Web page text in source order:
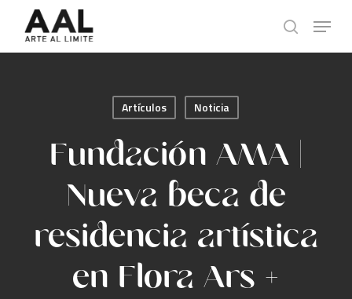
main
search
Menu
Artículos Noticia
Fundación AMA |
Nueva beca de
residencia artística
en Flora Ars +